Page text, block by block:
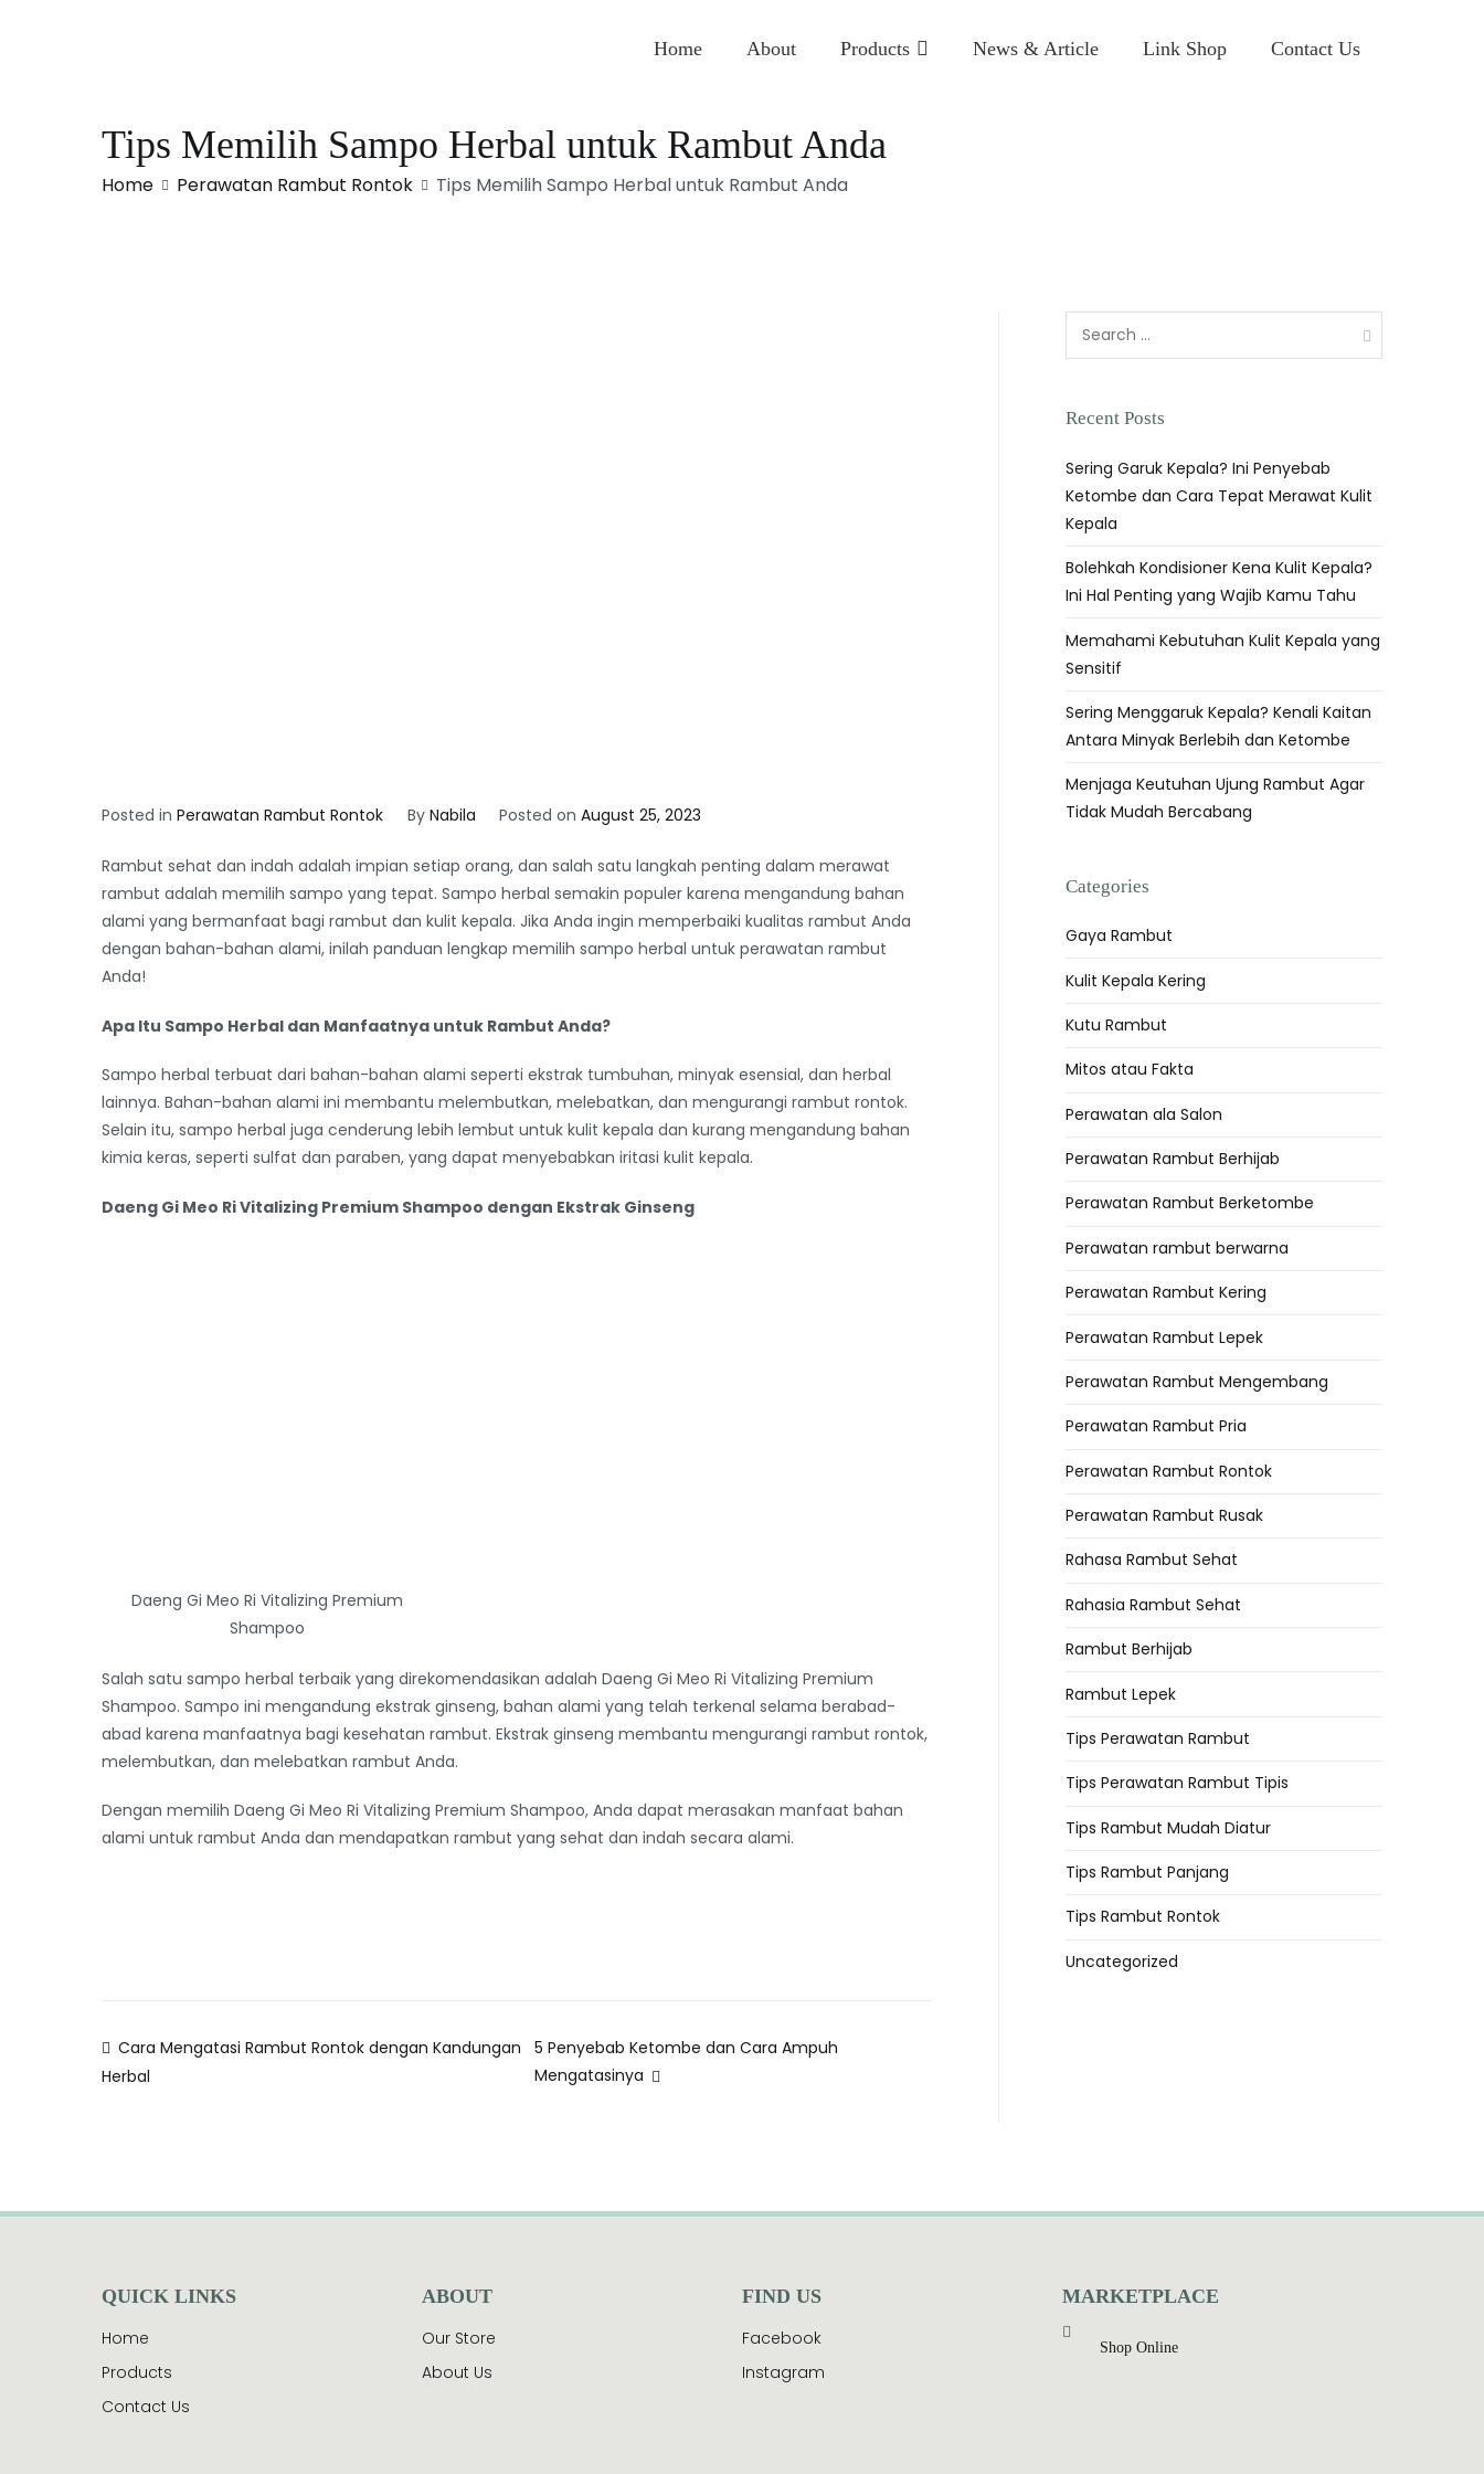
Home About Products News & Article Link Shop Contact Us
Tips Memilih Sampo Herbal untuk Rambut Anda
Home Perawatan Rambut Rontok Tips Memilih Sampo Herbal untuk Rambut Anda
Posted in Perawatan Rambut Rontok By Nabila Posted onAugust 25, 2023
Rambut sehat dan indah adalah impian setiap orang, dan salah satu langkah penting dalam merawat
rambut adalah memilih sampo yang tepat. Sampo herbal semakin populer karena mengandung bahan
alami yang bermanfaat bagi rambut dan kulit kepala. Jika Anda ingin memperbaiki kualitas rambut Anda
dengan bahan-bahan alami, inilah panduan lengkap memilih sampo herbal untuk perawatan rambut
Anda!
Apa Itu Sampo Herbal dan Manfaatnya untuk Rambut Anda?
Sampo herbal terbuat dari bahan-bahan alami seperti ekstrak tumbuhan, minyak esensial, dan herbal
lainnya. Bahan-bahan alami ini membantu melembutkan, melebatkan, dan mengurangi rambut rontok.
Selain itu, sampo herbal juga cenderung lebih lembut untuk kulit kepala dan kurang mengandung bahan
kimia keras, seperti sulfat dan paraben, yang dapat menyebabkan iritasi kulit kepala.
Daeng Gi Meo Ri Vitalizing Premium Shampoo dengan Ekstrak Ginseng
Daeng Gi Meo Ri Vitalizing Premium
Shampoo
Salah satu sampo herbal terbaik yang direkomendasikan adalah Daeng Gi Meo Ri Vitalizing Premium
Shampoo. Sampo ini mengandung ekstrak ginseng, bahan alami yang telah terkenal selama berabad-
abad karena manfaatnya bagi kesehatan rambut. Ekstrak ginseng membantu mengurangi rambut rontok,
melembutkan, dan melebatkan rambut Anda.
Dengan memilih Daeng Gi Meo Ri Vitalizing Premium Shampoo, Anda dapat merasakan manfaat bahan
alami untuk rambut Anda dan mendapatkan rambut yang sehat dan indah secara alami.
Cara Mengatasi Rambut Rontok dengan Kandungan
Herbal
5 Penyebab Ketombe dan Cara Ampuh
Mengatasinya
Recent Posts
Sering Garuk Kepala? Ini Penyebab
Ketombe dan Cara Tepat Merawat Kulit
Kepala
Bolehkah Kondisioner Kena Kulit Kepala?
Ini Hal Penting yang Wajib Kamu Tahu
Memahami Kebutuhan Kulit Kepala yang
Sensitif
Sering Menggaruk Kepala? Kenali Kaitan
Antara Minyak Berlebih dan Ketombe
Menjaga Keutuhan Ujung Rambut Agar
Tidak Mudah Bercabang
Categories
Gaya Rambut
Kulit Kepala Kering
Kutu Rambut
Mitos atau Fakta
Perawatan ala Salon
Perawatan Rambut Berhijab
Perawatan Rambut Berketombe
Perawatan rambut berwarna
Perawatan Rambut Kering
Perawatan Rambut Lepek
Perawatan Rambut Mengembang
Perawatan Rambut Pria
Perawatan Rambut Rontok
Perawatan Rambut Rusak
Rahasa Rambut Sehat
Rahasia Rambut Sehat
Rambut Berhijab
Rambut Lepek
Tips Perawatan Rambut
Tips Perawatan Rambut Tipis
Tips Rambut Mudah Diatur
Tips Rambut Panjang
Tips Rambut Rontok
Uncategorized
QUICK LINKS
Home
Products
Contact Us
ABOUT
Our Store
About Us
FIND US
Facebook
Instagram
MARKETPLACE
Shop Online